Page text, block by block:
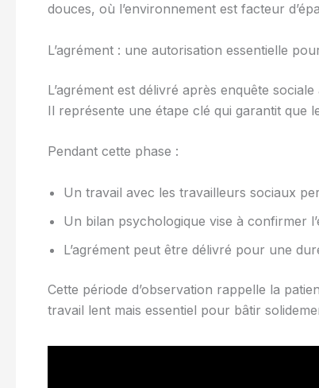
douces, où l’environnement est facteur
L’agrément : une autorisation essentielle
L’agrément est délivré après enquête
Il représente une étape clé qui garantit que
Pendant cette phase :
Un travail avec les travailleurs sociaux
Un bilan psychologique vise à confirmer
L’agrément peut être délivré pour une
Cette période d’observation rappelle la
travail lent mais essentiel pour bâtir